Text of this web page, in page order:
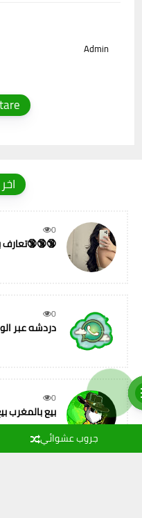
جروب عشوائي
Admin
0
تعارف بنات🔞🔞🔞
0
دردشه عبر
0
بيع بالمغرب